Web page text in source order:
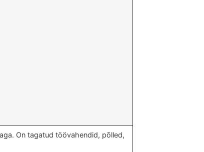
On tagatud töövahendid, põlled,